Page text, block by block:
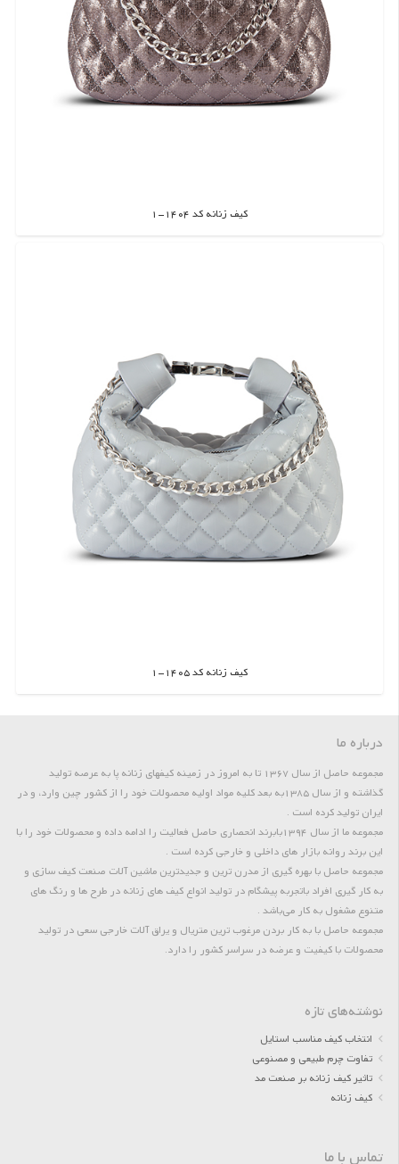
کیف زنانه کد 1404-1
اطلاعات بیشتر
کیف زنانه کد 1405-1
اطلاعات بیشتر
درباره ما
مجموعه حاصل از سال 1367 تا به امروز در زمینه کیفهای زنانه پا به عرصه تولید
گذاشته و از سال 1385به بعد کلیه مواد اولیه محصولات خود را از کشور چین وارد، و در
ایران تولید کرده است .
مجموعه ما از سال 1394بابرند انحصاری حاصل فعالیت را ادامه داده و محصولات خود را با
این برند روانه بازار های داخلی و خارجی کرده است .
مجموعه حاصل با بهره گیری از مدرن ترین و جدیدترین ماشین آلات صنعت کیف سازی و
به کار گیری افراد باتجربه پیشگام در تولید انواع کیف های زنانه در طرح ها و رنگ های
متنوع مشغول به کار می‌باشد .
مجموعه حاصل با به کار بردن مرغوب ترین متریال و یراق آلات خارجی سعی در تولید
محصولات با کیفیت و عرضه در سراسر کشور را دارد.
نوشته‌های تازه
انتخاب کیف مناسب استایل
تفاوت چرم طبیعی و مصنوعی
تاثیر کیف زنانه بر صنعت مد
کیف زنانه
تماس با ما